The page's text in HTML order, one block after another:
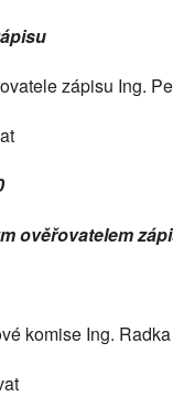
zápisu Ing.
ověřovatelem
komise Ing.